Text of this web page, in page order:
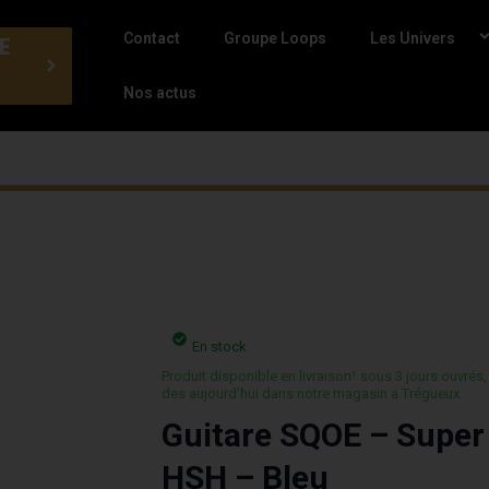
Contact Groupe Loops Les Univers
Nos actus
En stock
Produit disponible en livraison¹ sous 3 jours
des aujourd’hui dans notre magasin a Trégueux.
Guitare SQOE –
HSH – Bleu